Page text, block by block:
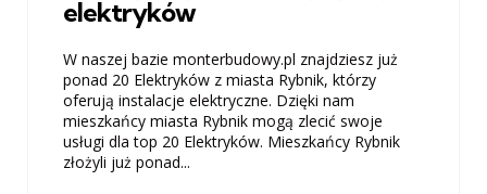
elektryków
W naszej bazie monterbudowy.pl znajdziesz już
ponad 20 Elektryków z miasta Rybnik, którzy
oferują instalacje elektryczne. Dzięki nam
mieszkańcy miasta Rybnik mogą zlecić swoje
usługi dla top 20 Elektryków. Mieszkańcy Rybnik
złożyli już ponad...